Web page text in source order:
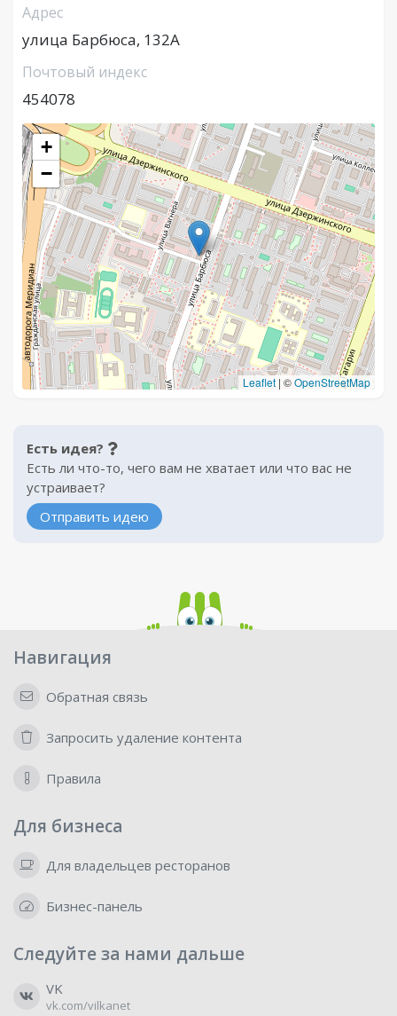
Адрес
улица Барбюса, 132А
Почтовый индекс
454078
+
−
Leaflet | ©OpenStreetMap
Есть идея?
Есть ли что-то, чего вам не хватает или что вас не
устраивает?
Отправить идею
Навигация
Обратная связь
Запросить удаление контента
Правила
Для бизнеса
Для владельцев ресторанов
Бизнес-панель
Следуйте за нами дальше
VK
vk.com/vilkanet